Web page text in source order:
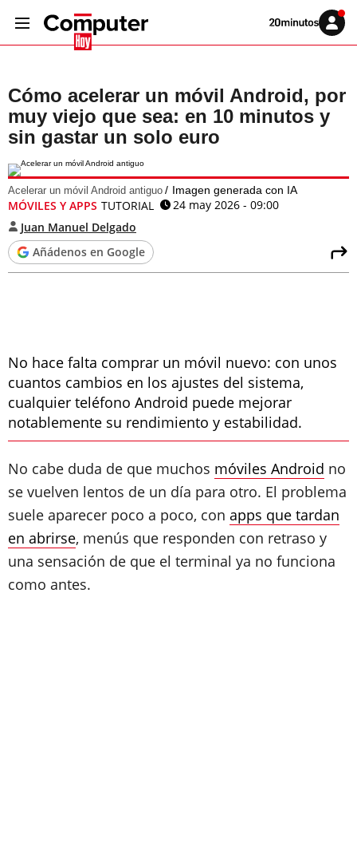
Volver
Iniciar
sesión
Cómo acelerar un móvil Android, por
muy viejo que sea: en 10 minutos y
sin gastar un solo euro
Acelerar un móvil Android antiguo Imagen generada con IA
MÓVILES Y APPS TUTORIAL
24 may 2026 - 09:00
Juan Manuel Delgado
Añádenos en Google
No hace falta comprar un móvil nuevo: con unos
cuantos cambios en los ajustes del sistema,
cualquier teléfono Android puede mejorar
notablemente su rendimiento y estabilidad.
No cabe duda de que muchos móviles Android no
se vuelven lentos de un día para otro. El problema
suele aparecer poco a poco, con apps que tardan
en abrirse, menús que responden con retraso y
una sensación de que el terminal ya no funciona
como antes.